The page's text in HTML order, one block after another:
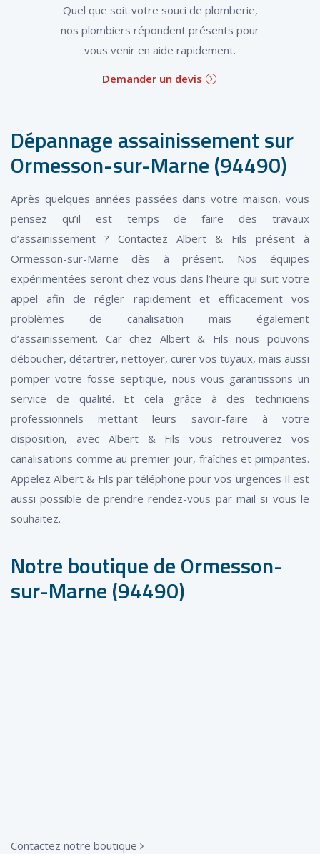
Quel que soit votre souci de plomberie,
nos plombiers répondent présents pour
vous venir en aide rapidement.
Demander un devis
Dépannage assainissement sur
Ormesson-sur-Marne (94490)
Après quelques années passées dans votre maison, vous
pensez qu’il est temps de faire des travaux
d’assainissement ? Contactez Albert & Fils présent à
Ormesson-sur-Marne dès à présent. Nos équipes
expérimentées seront chez vous dans l’heure qui suit votre
appel afin de régler rapidement et efficacement vos
problèmes de canalisation mais également
d’assainissement. Car chez Albert & Fils nous pouvons
déboucher, détartrer, nettoyer, curer vos tuyaux, mais aussi
pomper votre fosse septique, nous vous garantissons un
service de qualité. Et cela grâce à des techniciens
professionnels mettant leurs savoir-faire à votre
disposition, avec Albert & Fils vous retrouverez vos
canalisations comme au premier jour, fraîches et pimpantes.
Appelez Albert & Fils par téléphone pour vos urgences Il est
aussi possible de prendre rendez-vous par mail si vous le
souhaitez.
Notre boutique de Ormesson-
sur-Marne (94490)
Contactez notre boutique